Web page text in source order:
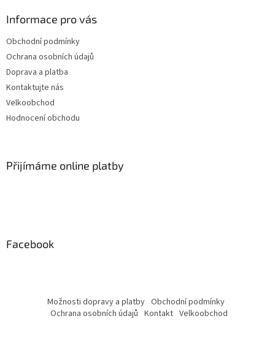
Informace pro vás
Obchodní podmínky
Ochrana osobních údajů
Doprava a platba
Kontaktujte nás
Velkoobchod
Hodnocení obchodu
Přijímáme online platby
Facebook
Možnosti dopravy a platby Obchodní podmínky
Ochrana osobních údajů Kontakt Velkoobchod